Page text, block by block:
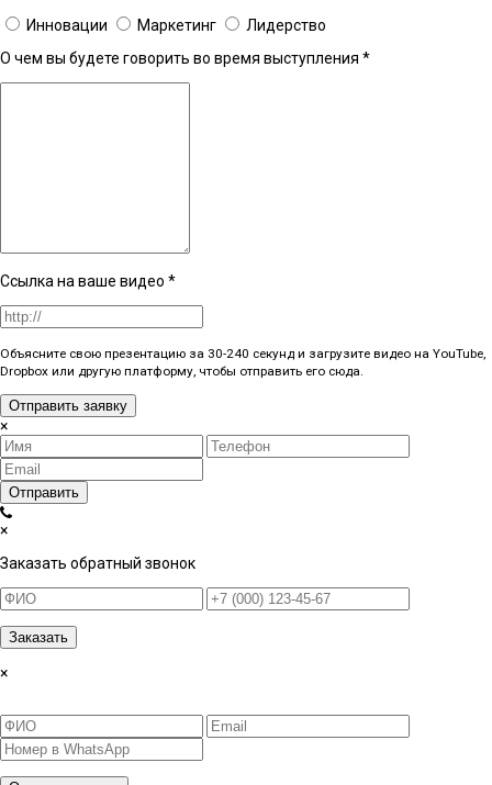
Инновации Маркетинг
Лидерство
О чем вы будете говорить во время выступления *
Ссылка на ваше видео *
Объясните свою презентацию за 30-240 секунд и загрузите видео на YouTube,
Dropbox или другую платформу, чтобы отправить его сюда.
Отправить заявку
×
Отправить
×
Заказать обратный звонок
Заказать
×